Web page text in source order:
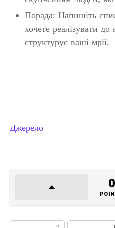
Порада: Напишіть
хочете реалізувати
структурує ваші мрії.
Джерело
0